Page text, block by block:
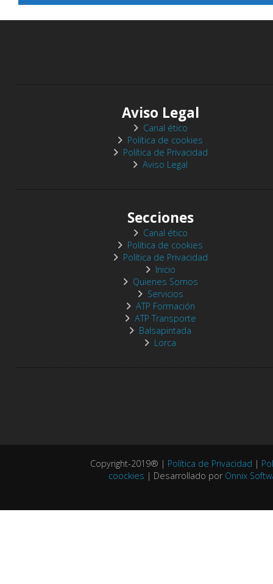
Aviso Legal
Canal ético
Política de cookies
Política de Privacidad
Aviso Legal
Secciones
Canal ético
Política de cookies
Política de Privacidad
Inicio
Quienes Somos
Servicios
ATP Formación
ATP Transporte
Balsapintada
Lorca
Copyright-2019® | Política de Privacidad |
coockies | Desarrollado porOnnix